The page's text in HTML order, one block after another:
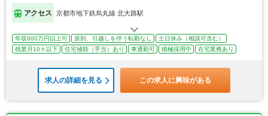
アクセス 京都市地下鉄烏丸線 北大路駅
年収600万円以上可 原則、引越しを伴う転勤なし
土日休み（相談可含む）
残業月10ｈ以下
住宅補助（手当）あり 車通勤可 積極採用中 在宅業務あり
求人の詳細を見る この求人に興味がある